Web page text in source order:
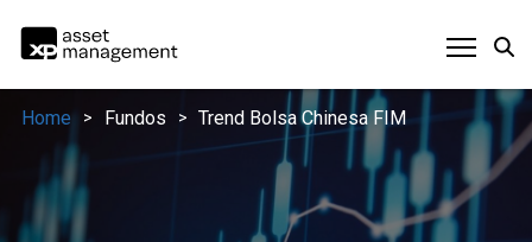
Home > Fundos > Trend Bolsa Chinesa FIM